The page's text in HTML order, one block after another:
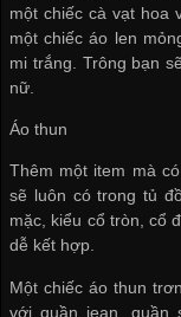
một chiếc cà vạt hoa
một chiếc áo len
mi trắng. Trông bạn
nữ.
Áo thun
Thêm một item mà
sẽ luôn có trong tủ
mặc, kiểu cổ tròn, cổ
dễ kết hợp.
Một chiếc áo thun
với quần jean, quần